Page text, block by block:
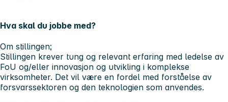
Hva skal du jobbe med?
Om stillingen;
Stillingen krever tung og relevant erfaring med ledelse av
FoU og/eller innovasjon og utvikling i komplekse
virksomheter. Det vil være en fordel med forståelse av
forsvarssektoren og den teknologien som anvendes.